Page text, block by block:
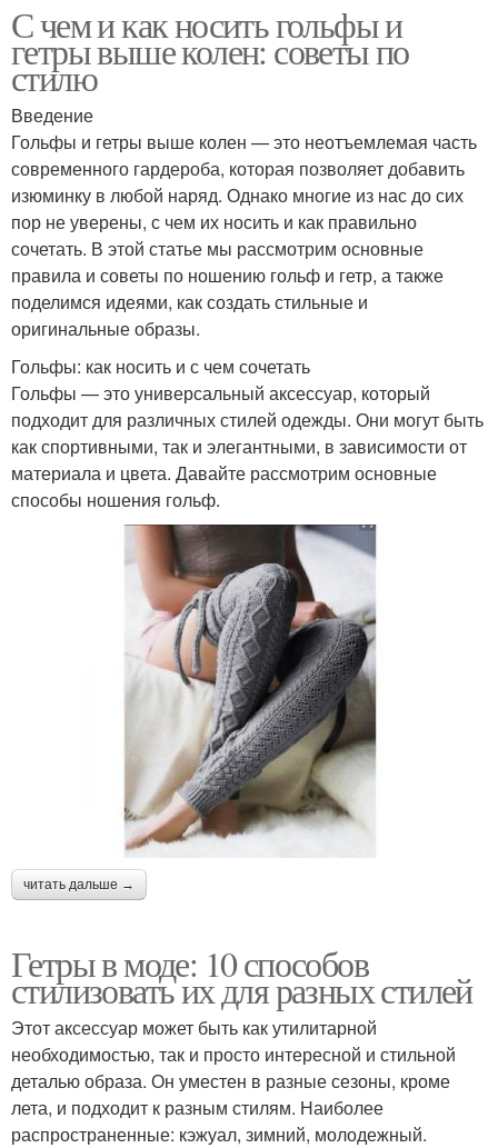
С чем и как носить гольфы и
гетры выше колен: советы по
стилю
Введение
Гольфы и гетры выше колен — это неотъемлемая часть
современного гардероба, которая позволяет добавить
изюминку в любой наряд. Однако многие из нас до сих
пор не уверены, с чем их носить и как правильно
сочетать. В этой статье мы рассмотрим основные
правила и советы по ношению гольф и гетр, а также
поделимся идеями, как создать стильные и
оригинальные образы.
Гольфы: как носить и с чем сочетать
Гольфы — это универсальный аксессуар, который
подходит для различных стилей одежды. Они могут быть
как спортивными, так и элегантными, в зависимости от
материала и цвета. Давайте рассмотрим основные
способы ношения гольф.
читать дальше →
Гетры в моде: 10 способов
стилизовать их для разных стилей
Этот аксессуар может быть как утилитарной
необходимостью, так и просто интересной и стильной
деталью образа. Он уместен в разные сезоны, кроме
лета, и подходит к разным стилям. Наиболее
распространенные: кэжуал, зимний, молодежный.